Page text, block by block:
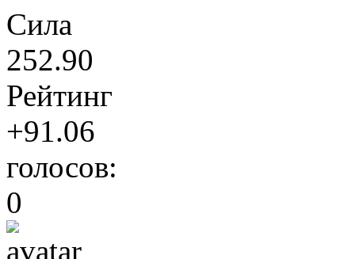
Сила
252.90
Рейтинг
+91.06
голосов:
0